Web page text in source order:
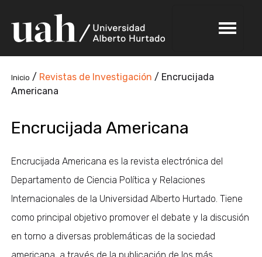
Inicio / Revistas de Investigación / Encrucijada
Americana
Encrucijada Americana
Encrucijada Americana es la revista electrónica del
Departamento de Ciencia Política y Relaciones
Internacionales de la Universidad Alberto Hurtado. Tiene
como principal objetivo promover el debate y la discusión
en torno a diversas problemáticas de la sociedad